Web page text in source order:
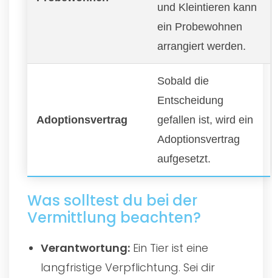
und Kleintieren kann
ein Probewohnen
arrangiert werden.
Adoptionsvertrag
Sobald die
Entscheidung
gefallen ist, wird ein
Adoptionsvertrag
aufgesetzt.
Was solltest du bei der
Vermittlung beachten?
Verantwortung: Ein Tier ist eine
langfristige Verpflichtung. Sei dir